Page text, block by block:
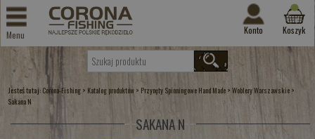
Menu Konto Koszyk
Jesteś tutaj: Corona-Fishing > Katalog produktów > Przynęty Spinningowe Hand Made >Woblery Warszawskie >
Sakana N
SAKANA N